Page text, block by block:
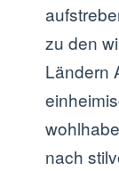
zu den
Ländern
nach